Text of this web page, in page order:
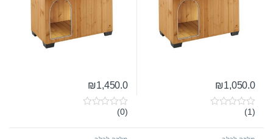
₪1,050.0
0(1)
₪1,450.0
0(0)